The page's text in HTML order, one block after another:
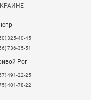
325-40-45
736-35-51
Рог
491-22-25
401-78-22